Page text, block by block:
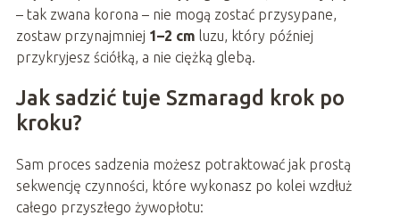
– tak zwana korona – nie mogą zostać przysypane,
zostaw przynajmniej 1–2 cm luzu, który później
przykryjesz ściółką, a nie ciężką glebą.
Jak sadzić tuje Szmaragd krok po
kroku?
Sam proces sadzenia możesz potraktować jak prostą
sekwencję czynności, które wykonasz po kolei wzdłuż
całego przyszłego żywopłotu: